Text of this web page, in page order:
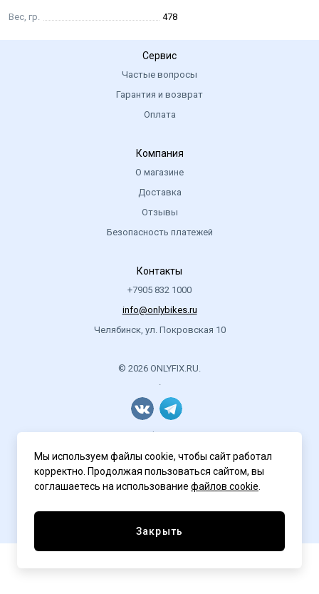
Вес, гр. 478
Сервис
Частые вопросы
Гарантия и возврат
Оплата
Компания
О магазине
Доставка
Отзывы
Безопасность платежей
Контакты
+7905 832 1000
info@onlybikes.ru
Челябинск, ул. Покровская 10
© 2026 ONLYFIX.RU.
.
Политика конфиденциальности
Мы используем файлы cookie, чтобы сайт работал
корректно. Продолжая пользоваться сайтом, вы
соглашаетесь на использование файлов cookie
Закрыть